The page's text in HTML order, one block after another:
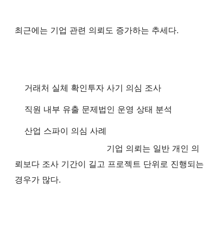
최근에는 기업 관련 의뢰도 증가하는 추세다.
거래처 실체 확인투자 사기 의심 조사
직원 내부 유출 문제 법인 운영 상태 분석
산업 스파이 의심 사례
기업 의뢰는 일반 개인 의
뢰보다 조사 기간이 길고 프로젝트 단위로 진행되는
경우가 많다.